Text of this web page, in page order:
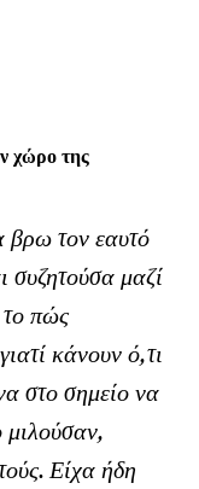
χώρο της
βρω τον εαυτό
συζητούσα μαζί
πώς
κάνουν ό,τι
στο σημείο να
Είχα ήδη